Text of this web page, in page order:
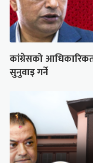
कांग्रेसको
सुनुवाइ गर्ने